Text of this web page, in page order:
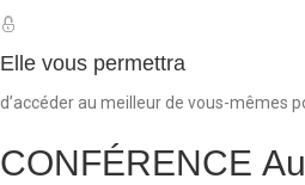
Elle vous permettra
d’accéder au meilleur de vous-mêmes
CONFÉRENCE